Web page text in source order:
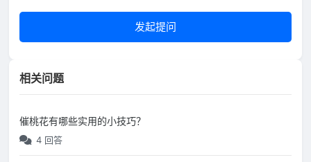
发起提问
相关问题
催桃花有哪些实用的小技巧？
4 回答